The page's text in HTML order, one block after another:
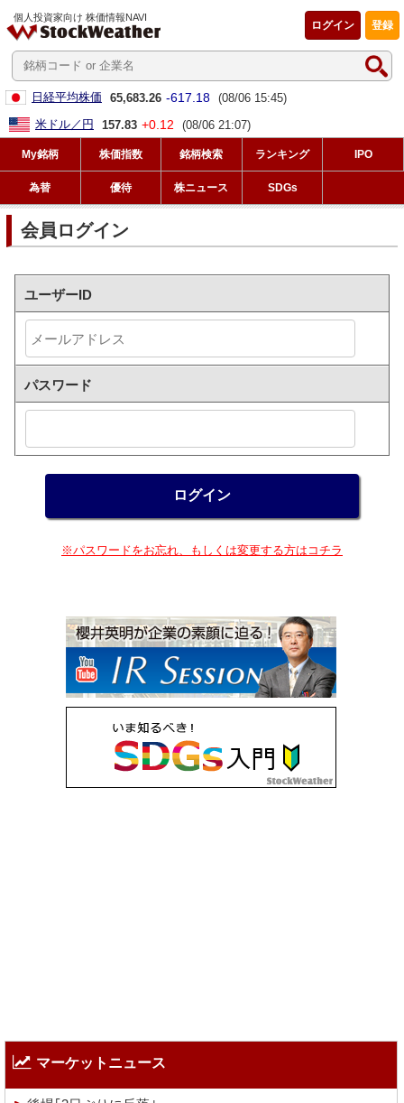
個人投資家向け 株価情報NAVI
登録
ログイン
日経平均株価 65,683.26 -617.18 (08/06 15:45)
米ドル／円
157.83 +0.12 (08/06 21:07)
My銘柄 株価指数 銘柄検索 ランキング IPO
為替 優待 株ニュース SDGs
会員ログイン
ユーザーID
パスワード
※パスワードをお忘れ、もしくは変更する方はコチラ
マーケットニュース